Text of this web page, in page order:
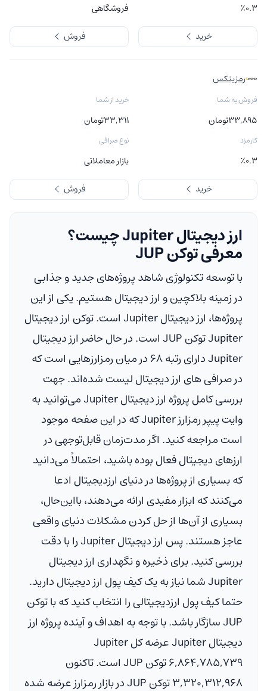
٪۰.۳
فروشگاهی
خرید
فروش
رمزینکس
فروش به شما
۳۳,۸۹۵تومان
خرید از شما
۳۳,۳۱۱تومان
کارمزد
٪۰.۳
نوع صرافی
بازار معاملاتی
خرید
فروش
ارز دیجیتال Jupiter چیست؟
معرفی توکن JUP
با توسعه تکنولوژی شاهد پروژه‌های جدید و جذابی
در زمینهبلاکچینو ارز دیجیتال هستیم. یکی از این
پروژه‌ها، ارز دیجیتال Jupiter است. توکن ارز دیجیتال
Jupiter توکن JUP است. در حال حاضر ارز دیجیتال
Jupiter دارای رتبه ۶۸ در میان رمزارزهایی است که
در صرافی های ارز دیجیتال لیست شده‌اند. جهت
بررسی کامل پروژه ارز دیجیتال Jupiter می‌توانید به
وایت پیپر رمزارز Jupiter که در این صفحه موجود
است مراجعه کنید. اگر مدت‌زمان قابل‌توجهی در
ارزهای دیجیتال فعال بوده باشید، احتمالاً می‌دانید
که بسیاری از پروژه‌ها در دنیای ارزدیجیتال ادعا
می‌کنند که ابزار مفیدی ارائه می‌دهند، بااین‌حال،
بسیاری از آن‌ها از حل کردن مشکلات دنیای واقعی
عاجز هستند. پس ارز دیجیتال Jupiter را با دقت
بررسی کنید. برای ذخیره و نگهداری ارز دیجیتال
Jupiter شما نیاز به یک کیف پول ارز دیجیتال دارید.
حتما کیف پول ارزدیجیتالی را انتخاب کنید که با توکن
JUP سازگار باشد. با توجه به اهداف و آینده پروژه ارز
دیجیتال Jupiter عرضه کل Jupiter
۶,۸۶۴,۷۸۵,۷۳۹ توکن JUP است. تاکنون
۳,۳۲۰,۳۱۲,۹۶۸ توکن JUP در بازار رمزارز عرضه شده